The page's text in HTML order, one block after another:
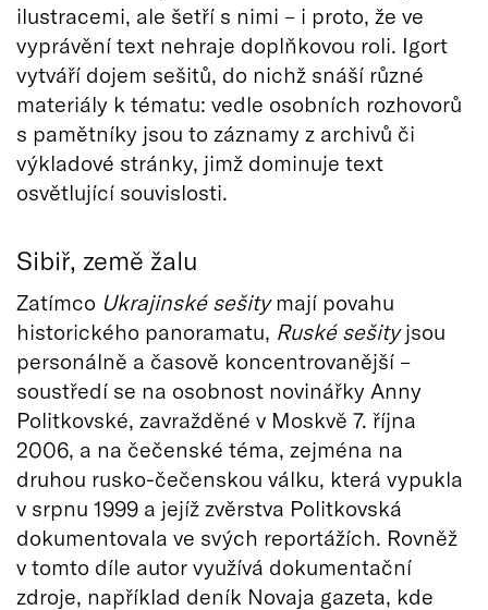
ilustracemi, ale šetří s nimi – i proto, že ve
vyprávění text nehraje doplňkovou roli. Igort
vytváří dojem sešitů, do nichž snáší různé
materiály k tématu: vedle osobních rozhovorů
s pamětníky jsou to záznamy z archivů či
výkladové stránky, jimž dominuje text
osvětlující souvislosti.
Sibiř, země žalu
Zatímco Ukrajinské sešitymají povahu
historického panoramatu, Ruské sešityjsou
personálně a časově koncentrovanější –
soustředí se na osobnost novinářky Anny
Politkovské, zavražděné v Moskvě 7. října
2006, a na čečenské téma, zejména na
druhou rusko-čečenskou válku, která vypukla
v srpnu 1999 a jejíž zvěrstva Politkovská
dokumentovala ve svých reportážích. Rovněž
v tomto díle autor využívá dokumentační
zdroje, například deník Novaja gazeta, kde